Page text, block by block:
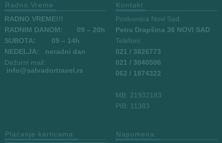
Radno Vreme
RADNO VREME!!!
RADNIM DANOM:
09 – 20h
SUBOTA: 09 – 14h
NEDELJA: neradni dan
Dežurni mail:
info@salvadortravel.rs
Kontakt
Poslovnica Novi Sad:
Petra Drapšina 36 NOVI SAD
Telefoni:
021 / 3826773
021 / 3040506
062 / 1874322
MB: 21932183
PIB: 11383
Plaćanje karticama:
Napomena: